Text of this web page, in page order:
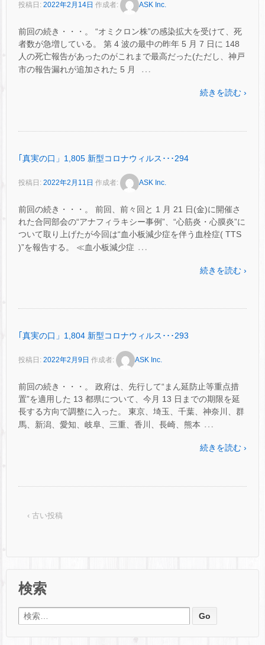
投稿日: 2022年2月14日 作成者: ASK Inc.
前回の続き・・・。 “オミクロン株”の感染拡大を受けて、死
者数が急増している。 第 4 波の最中の昨年 5 月 7 日に 148
人の死亡報告があったのがこれまで最高だった(ただし、神戸
市の報告漏れが追加された 5 月
…
続きを読む ›
｢真実の口」1,805 新型コロナウィルス･･･294
投稿日: 2022年2月11日 作成者: ASK Inc.
前回の続き・・・。 前回、前々回と 1 月 21 日(金)に開催さ
れた合同部会の“アナフィラキシー事例”、“心筋炎・心膜炎”に
ついて取り上げたが今回は“血小板減少症を伴う血栓症( TTS
)”を報告する。 ≪血小板減少症 …
続きを読む ›
｢真実の口」1,804 新型コロナウィルス･･･293
投稿日: 2022年2月9日 作成者: ASK Inc.
前回の続き・・・。 政府は、先行して“まん延防止等重点措
置”を適用した 13 都県について、今月 13 日までの期限を延
長する方向で調整に入った。 東京、埼玉、千葉、神奈川、群
馬、新潟、愛知、岐阜、三重、香川、長崎、熊本 …
続きを読む ›
‹ 古い投稿
検索
検索: